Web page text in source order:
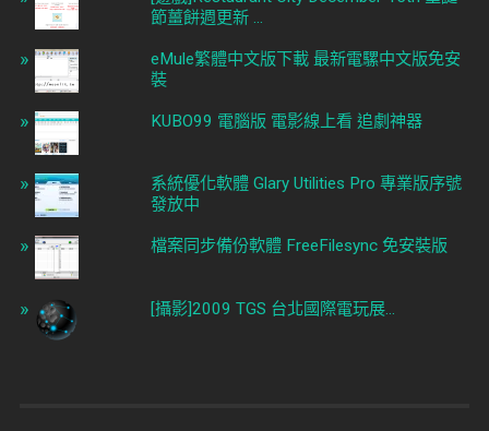
節薑餅週更新 ...
eMule繁體中文版下載 最新電騾中文版免安
裝
KUBO99 電腦版 電影線上看 追劇神器
系統優化軟體 Glary Utilities Pro 專業版序號
發放中
檔案同步備份軟體 FreeFilesync 免安裝版
[攝影]2009 TGS 台北國際電玩展...